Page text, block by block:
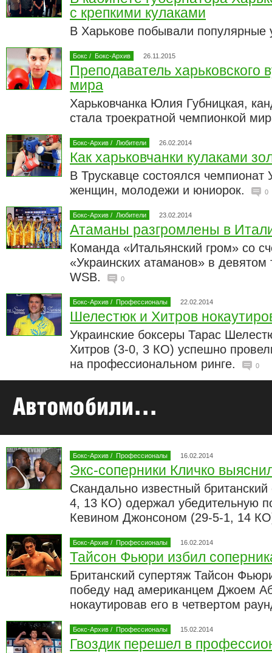
с крепкими кулаками
В Харькове побывали популярные
Бокс / Бокс-Архив 26.11.2015
Преподаватель харьковского
мира
Харьковчанка Юлия Губницкая,
стала троекратной чемпионкой
Бокс-Архив / Любители 26.02.2014
Как харьковчанки кулаками
В Трускавце состоялся чемпионат
женщин, молодежи и юниорок.
0
Бокс-Архив / Любители 23.02.2014
Атаманы разгромлены в
Команда «Итальянский гром» со
«Украинских атаманов» в
WSB.
0
Бокс-Архив / Профессионалы 22.02.2014
Шелестюк и Хитров
Украинские боксеры Тарас
Хитров (3-0, 3 КО) успешно
на профессиональном ринге.
0
Бокс-Архив / Профессионалы 16.02.2014
Экс-соперники Кличко
Скандально известный
4, 13 КО) одержал убедительную
Кевином Джонсоном (29-5-1, 14
Бокс-Архив / Профессионалы 16.02.2014
Тайсон Фьюри избил
Британский супертяж Тайсон
победу над американцем Джоем
нокаутировав его в четвертом
Бокс-Архив / Профессионалы 15.02.2014
Гвоздик перешел в